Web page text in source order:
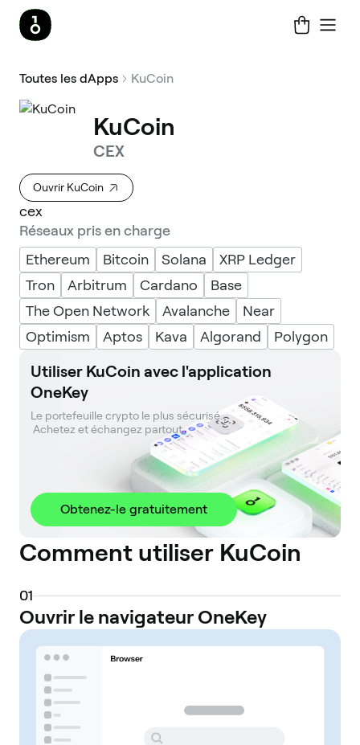
Toutes les dApps KuCoin
KuCoin
CEX
Ouvrir KuCoin
cex
Réseaux pris en charge
Ethereum
Bitcoin Solana
XRP Ledger
Tron
Arbitrum Cardano
Base
The Open Network
Avalanche
Near
Optimism
Aptos Kava Algorand Polygon
Utiliser KuCoin avec l'application
OneKey
Le portefeuille crypto le plus sécurisé.
Achetez et échangez partout.
Obtenez-le gratuitement
Comment utiliser KuCoin
01
Ouvrir le navigateur OneKey